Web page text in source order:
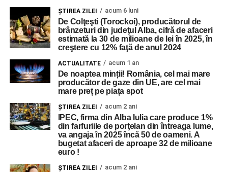
ŞTIREA ZILEI acum 6 luni
De Colţeşti (Torockoi), producătorul de
brânzeturi din judeţul Alba, cifră de afaceri
estimată la 30 de milioane de lei în 2025, în
creştere cu 12% faţă de anul 2024
ACTUALITATE acum 1 an
De noaptea minții! România, cel mai mare
producător de gaze din UE, are cel mai
mare preț pe piața spot
ŞTIREA ZILEI acum 2 ani
IPEC, firma din Alba Iulia care produce 1%
din farfuriile de porţelan din întreaga lume,
va angaja în 2025 încă 50 de oameni. A
bugetat afaceri de aproape 32 de milioane
euro !
ŞTIREA ZILEI acum 2 ani